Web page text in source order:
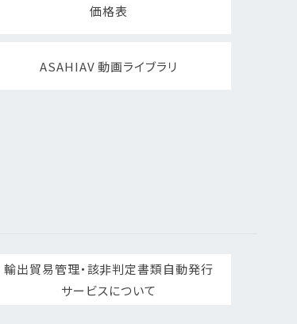
価格表
ASAHIAV 動画ライブラリ
輸出貿易管理・該非判定書類自動発行
サービスについて